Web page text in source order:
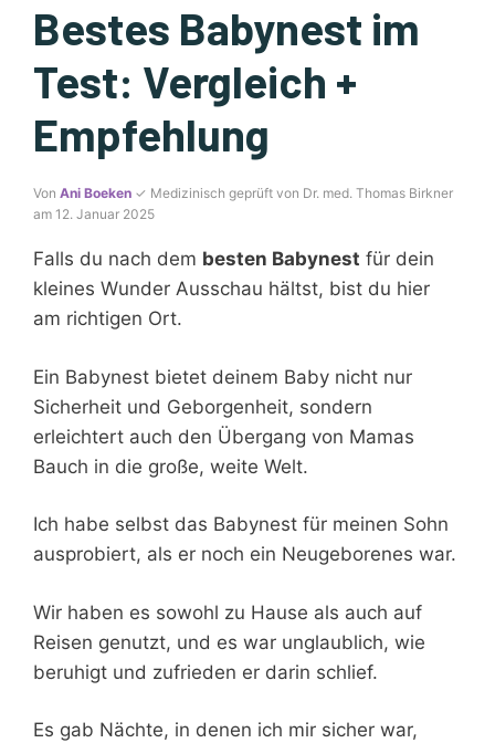
Bestes Babynest im
Test: Vergleich +
Empfehlung
Von Ani Boeken ✓ Medizinisch geprüft von Dr. med. Thomas Birkner
am 12. Januar 2025
Falls du nach dem besten Babynest für dein
kleines Wunder Ausschau hältst, bist du hier
am richtigen Ort.
Ein Babynest bietet deinem Baby nicht nur
Sicherheit und Geborgenheit, sondern
erleichtert auch den Übergang von Mamas
Bauch in die große, weite Welt.
Ich habe selbst das Babynest für meinen Sohn
ausprobiert, als er noch ein Neugeborenes war.
Wir haben es sowohl zu Hause als auch auf
Reisen genutzt, und es war unglaublich, wie
beruhigt und zufrieden er darin schlief.
Es gab Nächte, in denen ich mir sicher war,